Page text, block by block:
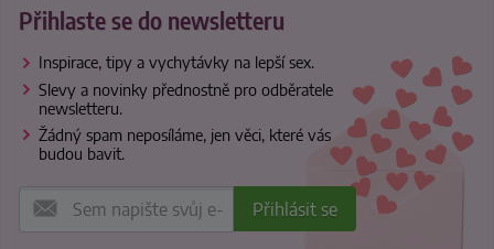
Přihlaste se do newsletteru
Inspirace, tipy a vychytávky na lepší sex.
Slevy a novinky přednostně pro odběratele
newsletteru.
Žádný spam neposíláme, jen věci, které vás
budou bavit.